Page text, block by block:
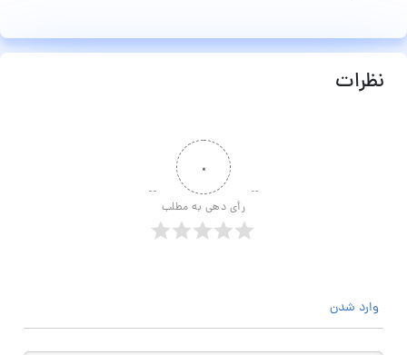
نظرات
۰
رأی دهی به مطلب
وارد شدن